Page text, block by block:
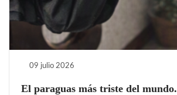
09 julio 2026
El paraguas más triste del mundo.